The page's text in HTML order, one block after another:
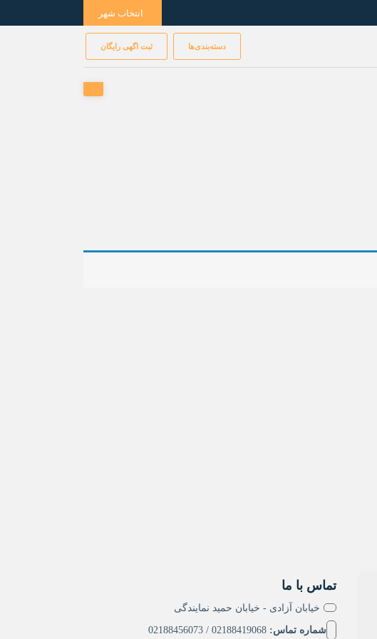
انتخاب شهر
دسته‌بندی‌ها ثبت اگهی رایگان
تماس با ما
خیابان آزادی - خیابان حمید نمایندگی
شماره تماس: 02188419068 / 02188456073